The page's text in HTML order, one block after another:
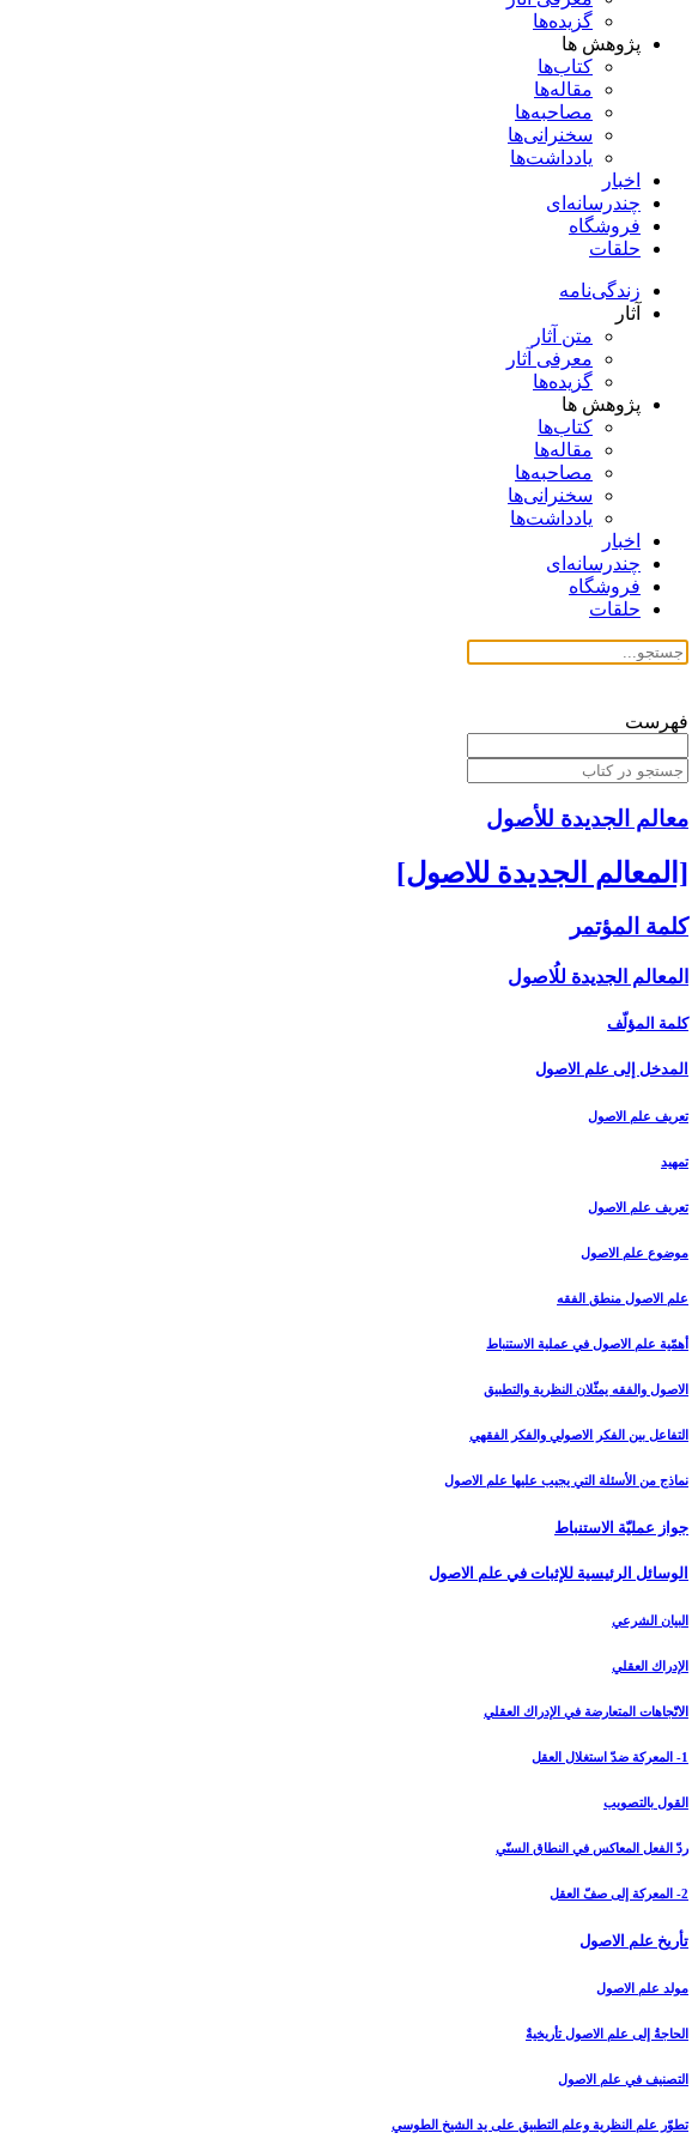
گزیده‌ها
پژوهش ها
کتاب‌ها
مقاله‌ها
مصاحبه‌ها
سخنرانی‌ها
یادداشت‌ها
اخبار
چندرسانه‌ای
فروشگاه
حلقات
زندگی‌نامه
آثار
متن آثار
معرفی آثار
گزیده‌ها
پژوهش ها
کتاب‌ها
مقاله‌ها
مصاحبه‌ها
سخنرانی‌ها
یادداشت‌ها
اخبار
چندرسانه‌ای
فروشگاه
حلقات
فهرست
معالم الجدیدة للأصول
[المعالم الجديدة للاصول‏]
كلمة المؤتمر
المعالم الجديدة للُاصول‏
كلمة المؤلّف
المدخل ‏إلى علم الاصول‏
تعريف علم الاصول‏
تمهيد
تعريف علم الاصول
موضوع علم الاصول
علم الاصول منطق الفقه
أهمّية علم الاصول في عملية الاستنباط
الاصول والفقه يمثّلان النظرية والتطبيق
التفاعل بين الفكر الاصولي والفكر الفقهي
نماذج من الأسئلة التي يجيب عليها علم الاصول
جواز عمليّة الاستنباط
الوسائل الرئيسية للإثبات في علم الاصول
البيان الشرعي‏
الإدراك العقلي‏
الاتّجاهات المتعارضة في الإدراك العقلي
1- المعركة ضدّ استغلال العقل
القول بالتصويب
ردّ الفعل المعاكس في النطاق السنّي
2- المعركة إلى صفّ العقل
تأريخ علم الاصول‏
مولد علم الاصول
الحاجةُ إلى علم الاصول تأريخيةٌ
التصنيف في علم الاصول
تطوّر علم النظرية وعلم التطبيق على يد الشيخ الطوسي